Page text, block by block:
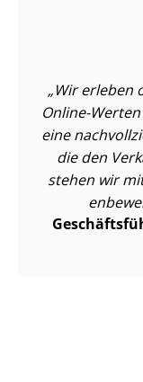
Wir erleben
Online-
eine
die den
stehen wir